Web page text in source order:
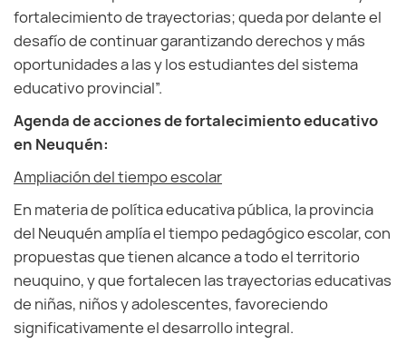
fortalecimiento de trayectorias; queda por delante el
desafío de continuar garantizando derechos y más
oportunidades a las y los estudiantes del sistema
educativo provincial”.
Agenda de acciones de fortalecimiento educativo
en Neuquén:
Ampliación del tiempo escolar
En materia de política educativa pública, la provincia
del Neuquén amplía el tiempo pedagógico escolar, con
propuestas que tienen alcance a todo el territorio
neuquino, y que fortalecen las trayectorias educativas
de niñas, niños y adolescentes, favoreciendo
significativamente el desarrollo integral.